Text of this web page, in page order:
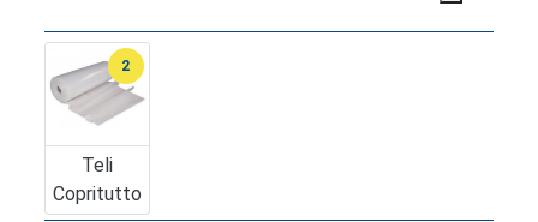
Teli
Copritutto
2